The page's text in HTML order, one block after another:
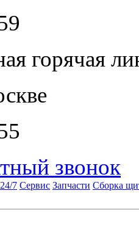
горячая
звонок
7 Сервис Запчасти Сборка